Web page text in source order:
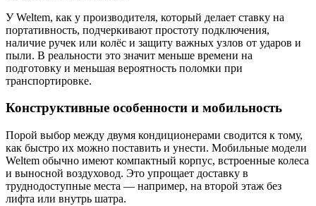
У Weltem, как у производителя, который делает ставку на
портативность, подчеркивают простоту подключения,
наличие ручек или колёс и защиту важных узлов от ударов и
пыли. В реальности это значит меньше времени на
подготовку и меньшая вероятность поломки при
транспортировке.
Конструктивные особенности и мобильность
Порой выбор между двумя кондиционерами сводится к тому,
как быстро их можно поставить и унести. Мобильные модели
Weltem обычно имеют компактный корпус, встроенные колеса
и выносной воздуховод. Это упрощает доставку в
труднодоступные места — например, на второй этаж без
лифта или внутрь шатра.